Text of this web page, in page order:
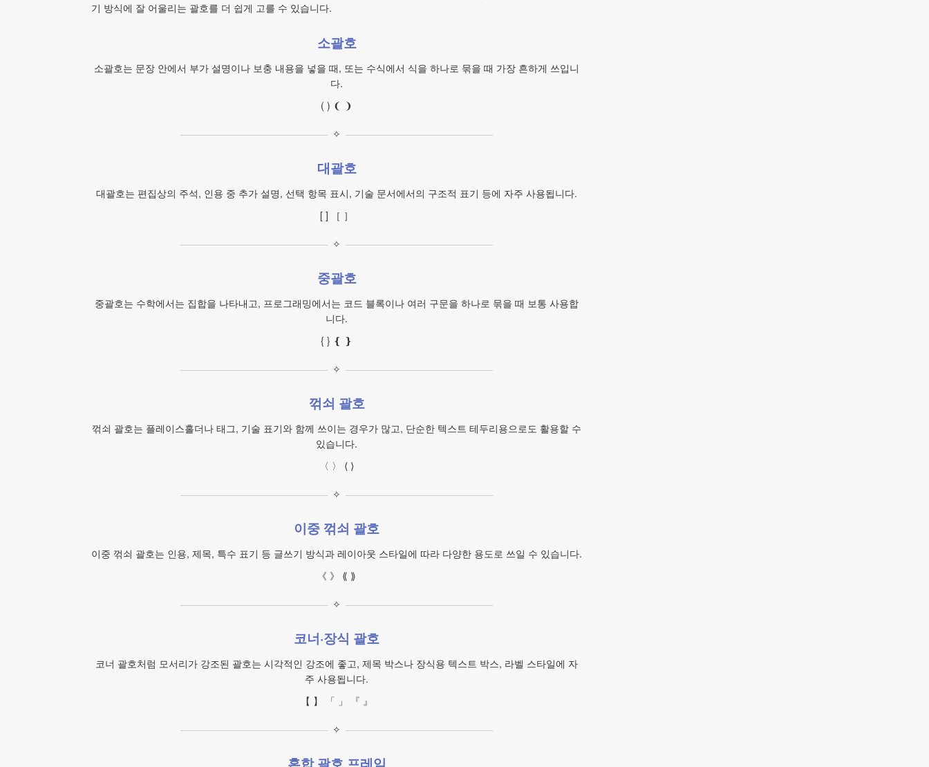
기 방식에 잘 어울리는 괄호를 더 쉽게 고를 수 있습니다.
소괄호
소괄호는 문장 안에서 부가 설명이나 보충 내용을 넣을 때, 또는 수식에서 식을 하나로 묶을 때 가장 흔하게 쓰입니
다.
( ) ❨ ❩
✧
대괄호
대괄호는 편집상의 주석, 인용 중 추가 설명, 선택 항목 표시, 기술 문서에서의 구조적 표기 등에 자주 사용됩니다.
[ ] ［ ］
✧
중괄호
중괄호는 수학에서는 집합을 나타내고, 프로그래밍에서는 코드 블록이나 여러 구문을 하나로 묶을 때 보통 사용합
니다.
{ } ❴ ❵
✧
꺾쇠 괄호
꺾쇠 괄호는 플레이스홀더나 태그, 기술 표기와 함께 쓰이는 경우가 많고, 단순한 텍스트 테두리용으로도 활용할 수
있습니다.
〈 〉 ⟨ ⟩
✧
이중 꺾쇠 괄호
이중 꺾쇠 괄호는 인용, 제목, 특수 표기 등 글쓰기 방식과 레이아웃 스타일에 따라 다양한 용도로 쓰일 수 있습니다.
《 》 ⟪ ⟫
✧
코너·장식 괄호
코너 괄호처럼 모서리가 강조된 괄호는 시각적인 강조에 좋고, 제목 박스나 장식용 텍스트 박스, 라벨 스타일에 자
주 사용됩니다.
【 】 「 」 『 』
✧
혼합 괄호 프레임